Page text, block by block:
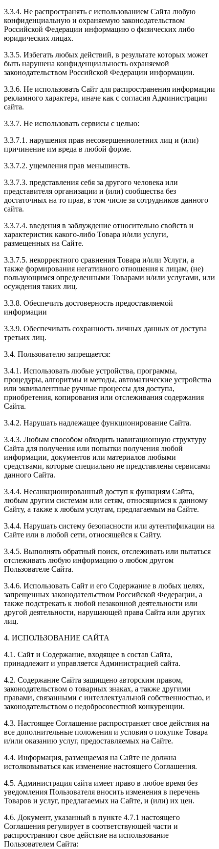
3.3.4. Не распространять с использованием Сайта любую
конфиденциальную и охраняемую законодательством
Российской Федерации информацию о физических либо
юридических лицах.
3.3.5. Избегать любых действий, в результате которых может
быть нарушена конфиденциальность охраняемой
законодательством Российской Федерации информации.
3.3.6. Не использовать Сайт для распространения информации
рекламного характера, иначе как с согласия Администрации
сайта.
3.3.7. Не использовать сервисы с целью:
3.3.7.1. нарушения прав несовершеннолетних лиц и (или)
причинение им вреда в любой форме.
3.3.7.2. ущемления прав меньшинств.
3.3.7.3. представления себя за другого человека или
представителя организации и (или) сообщества без
достаточных на то прав, в том числе за сотрудников данного
сайта.
3.3.7.4. введения в заблуждение относительно свойств и
характеристик какого-либо Товара и/или услуги,
размещенных на Сайте.
3.3.7.5. некорректного сравнения Товара и/или Услуги, а
также формирования негативного отношения к лицам, (не)
пользующимся определенными Товарами и/или услугами, или
осуждения таких лиц.
3.3.8. Обеспечить достоверность предоставляемой
информации
3.3.9. Обеспечивать сохранность личных данных от доступа
третьих лиц.
3.4. Пользователю запрещается:
3.4.1. Использовать любые устройства, программы,
процедуры, алгоритмы и методы, автоматические устройства
или эквивалентные ручные процессы для доступа,
приобретения, копирования или отслеживания содержания
Сайта.
3.4.2. Нарушать надлежащее функционирование Сайта.
3.4.3. Любым способом обходить навигационную структуру
Сайта для получения или попытки получения любой
информации, документов или материалов любыми
средствами, которые специально не представлены сервисами
данного Сайта.
3.4.4. Несанкционированный доступ к функциям Сайта,
любым другим системам или сетям, относящимся к данному
Сайту, а также к любым услугам, предлагаемым на Сайте.
3.4.4. Нарушать систему безопасности или аутентификации на
Сайте или в любой сети, относящейся к Сайту.
3.4.5. Выполнять обратный поиск, отслеживать или пытаться
отслеживать любую информацию о любом другом
Пользователе Сайта.
3.4.6. Использовать Сайт и его Содержание в любых целях,
запрещенных законодательством Российской Федерации, а
также подстрекать к любой незаконной деятельности или
другой деятельности, нарушающей права Сайта или других
лиц.
4. ИСПОЛЬЗОВАНИЕ САЙТА
4.1. Сайт и Содержание, входящее в состав Сайта,
принадлежит и управляется Администрацией сайта.
4.2. Содержание Сайта защищено авторским правом,
законодательством о товарных знаках, а также другими
правами, связанными с интеллектуальной собственностью, и
законодательством о недобросовестной конкуренции.
4.3. Настоящее Соглашение распространяет свое действия на
все дополнительные положения и условия о покупке Товара
и/или оказанию услуг, предоставляемых на Сайте.
4.4. Информация, размещаемая на Сайте не должна
истолковываться как изменение настоящего Соглашения.
4.5. Администрация сайта имеет право в любое время без
уведомления Пользователя вносить изменения в перечень
Товаров и услуг, предлагаемых на Сайте, и (или) их цен.
4.6. Документ, указанный в пункте 4.7.1 настоящего
Соглашения регулирует в соответствующей части и
распространяют свое действие на использование
Пользователем Сайта: